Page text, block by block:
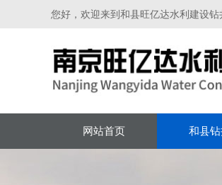
您好，欢迎来到和县旺亿达水利建设钻
网站首页 和县